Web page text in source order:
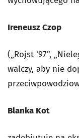
Ireneusz Czop
(„Rojst '97”,
walczy, aby nie
Blanka Kot